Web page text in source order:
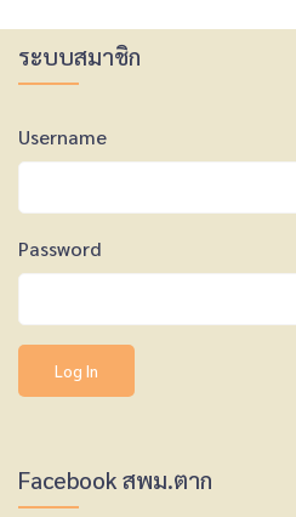
ระบบสมาชิก
Username
Password
Facebook สพม.ตาก